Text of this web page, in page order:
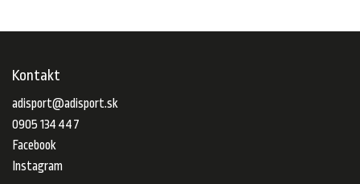
Kontakt
adisport@adisport.sk
0905 134 447
Facebook
Instagram